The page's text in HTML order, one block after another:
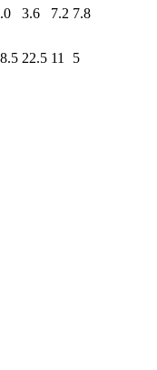
3.6 7.2 7.8
22.5 11 5